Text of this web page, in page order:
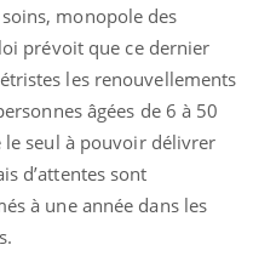
monopole des
prévoit que ce dernier
les renouvellements
âgées de 6 à 50
le seul à pouvoir délivrer
d’attentes sont
à une année dans les